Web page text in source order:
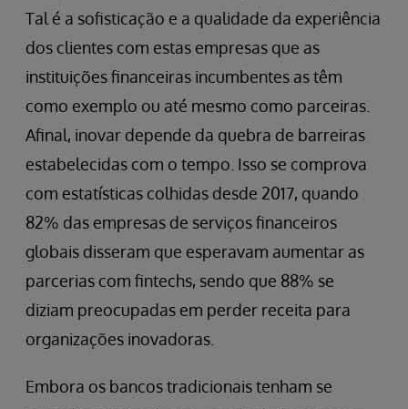
Tal é a sofisticação e a qualidade da experiência
dos clientes com estas empresas que as
instituições financeiras incumbentes as têm
como exemplo ou até mesmo como parceiras.
Afinal, inovar depende da quebra de barreiras
estabelecidas com o tempo. Isso se comprova
com estatísticas colhidas desde 2017, quando
82% das empresas de serviços financeiros
globais disseram que esperavam aumentar as
parcerias com fintechs, sendo que 88% se
diziam preocupadas em perder receita para
organizações inovadoras.
Embora os bancos tradicionais tenham se